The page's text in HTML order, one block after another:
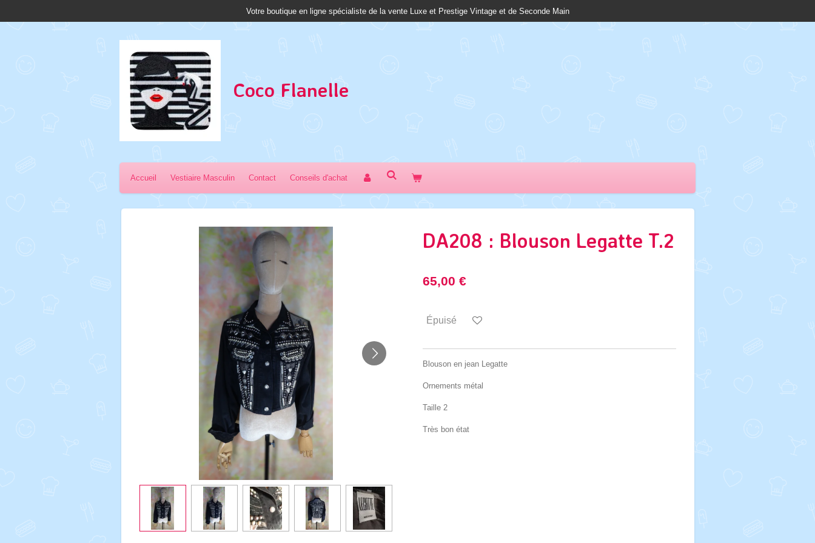
Votre boutique en ligne spécialiste de la vente Luxe et Prestige Vintage et de Seconde Main
Coco Flanelle
Accueil Vestiaire Masculin Contact Conseils d'achat
DA208 : Blouson Legatte T.2
65,00 €
Épuisé
Blouson en jean Legatte
Ornements métal
Taille 2
Très bon état